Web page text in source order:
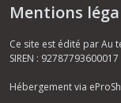
Mentions
Ce site est édité par Au
SIREN : 92787793600017
Hébergement via